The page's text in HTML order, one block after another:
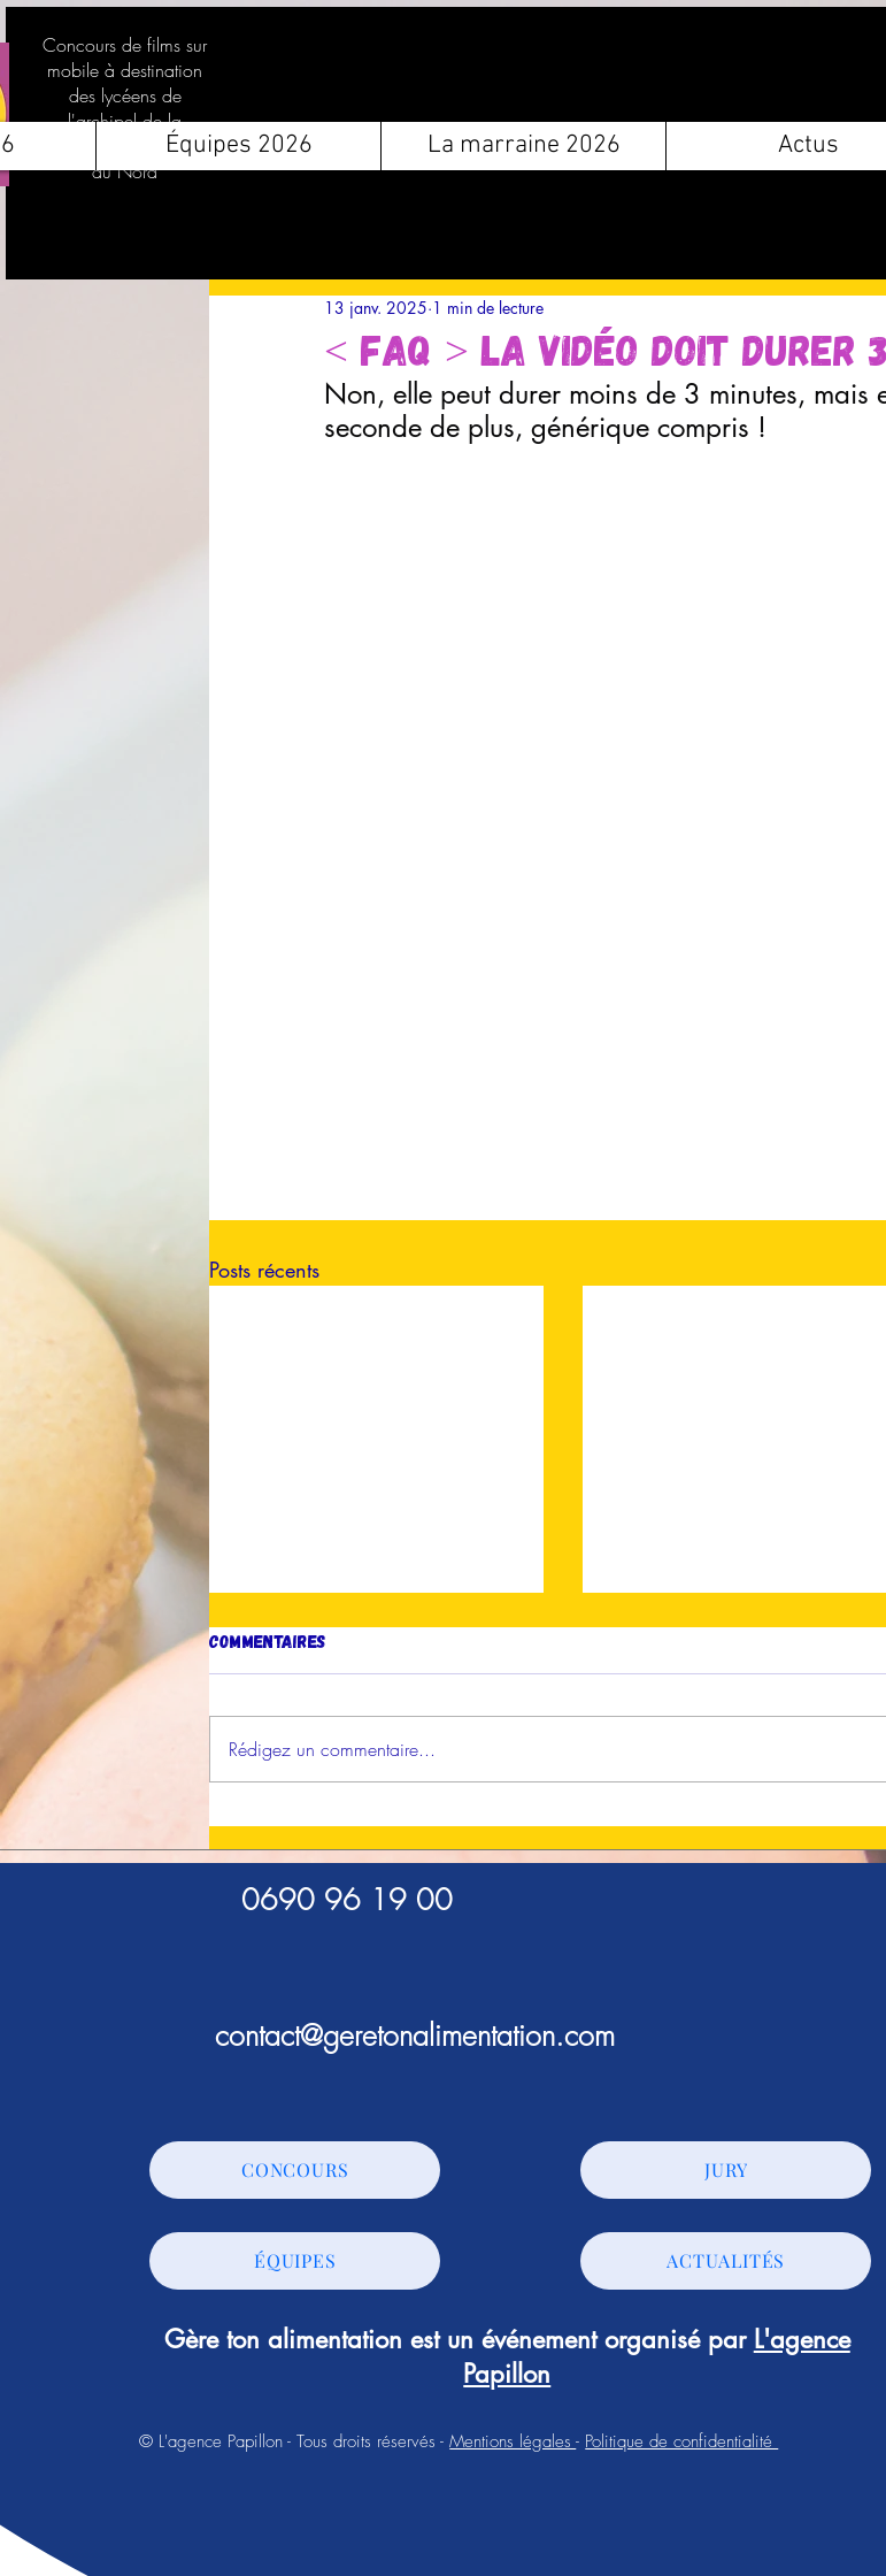
Concours de films sur
mobile à destination
des lycéens de
l'archipel de la
Guadeloupe et des Îles
du Nord
Équipes 2026 La marraine 2026 Actus
< FAQ > La vidéo doit durer
13 janv. 2025 1 min de lecture
Non, elle peut durer moins de 3 minutes, mais
seconde de plus, générique compris !
Posts récents
Presse : AF Production sur
France-Antilles
Les Grignoteuses Gagnantes
sur France-Antilles !
Commentaires
Rédigez un commentaire...
0690 96 19 00
contact@geretonalimentation.com
CONCOURS
ÉQUIPES
JURY
ACTUALITÉS
Gère ton alimentation est un événement organisé par L'agence
Papillon
© L'agence Papillon - Tous droits réservés -Mentions légales- Politique de confidentialité